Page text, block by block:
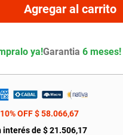
Agregar al carrito
Garantia 6 meses!
OFF $ 58.066,67
interés de $ 21.506,17